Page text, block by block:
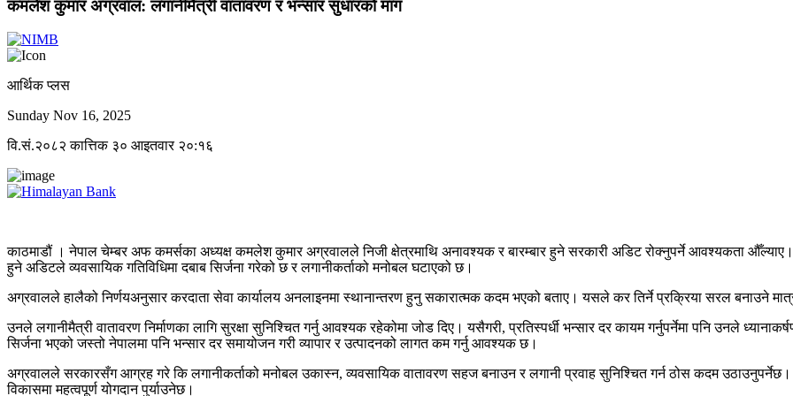
कमलेश कुमार अग्रवाल: लगानीमैत्री वातावरण र भन्सार सुधारको माग
आर्थिक प्लस
Sunday Nov 16, 2025
वि.सं.२०८२ कात्तिक ३० आइतवार २०:१६
काठमाडौं । नेपाल चेम्बर अफ कमर्सका अध्यक्ष कमलेश कुमार अग्रवालले निजी क्षेत्रमाथि अनावश्यक र बारम्बार हुने सरकारी अडिट रोक्नुपर्ने आवश्यकता
हुने अडिटले व्यवसायिक गतिविधिमा दबाब सिर्जना गरेको छ र लगानीकर्ताको मनोबल घटाएको छ।
अग्रवालले हालैको निर्णयअनुसार करदाता सेवा कार्यालय अनलाइनमा स्थानान्तरण हुनु सकारात्मक कदम भएको बताए। यसले कर तिर्ने प्रक्रिया सरल बनाउने
उनले लगानीमैत्री वातावरण निर्माणका लागि सुरक्षा सुनिश्चित गर्नु आवश्यक रहेकोमा जोड दिए। यसैगरी, प्रतिस्पर्धी भन्सार दर कायम गर्नुपर्नेमा पनि उनले
सिर्जना भएको जस्तो नेपालमा पनि भन्सार दर समायोजन गरी व्यापार र उत्पादनको लागत कम गर्नु आवश्यक छ।
अग्रवालले सरकारसँग आग्रह गरे कि लगानीकर्ताको मनोबल उकास्न, व्यवसायिक वातावरण सहज बनाउन र लगानी प्रवाह सुनिश्चित गर्न ठोस कदम
विकासमा महत्वपूर्ण योगदान पुर्याउनेछ।